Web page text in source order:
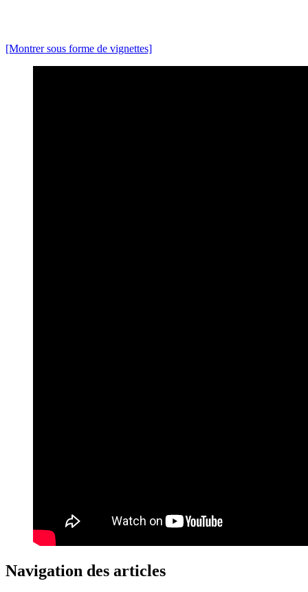
[Montrer sous forme de vignettes]
Navigation des articles